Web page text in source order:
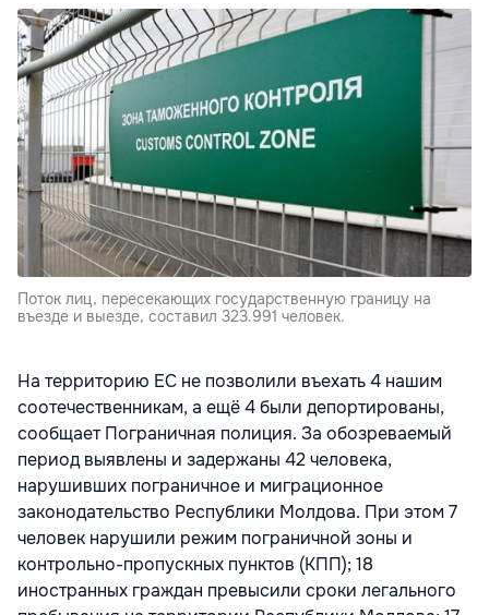
Поток лиц, пересекающих государственную границу на
въезде и выезде, составил 323.991 человек.
На территорию ЕС не позволили въехать 4 нашим
соотечественникам, а ещё 4 были депортированы,
сообщает Пограничная полиция. За обозреваемый
период выявлены и задержаны 42 человека,
нарушивших пограничное и миграционное
законодательство Республики Молдова. При этом 7
человек нарушили режим пограничной зоны и
контрольно-пропускных пунктов (КПП); 18
иностранных граждан превысили сроки легального